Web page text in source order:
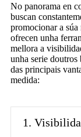
No panorama en
buscan
promocionar a súa
ofrecen unha
mellora a
unha serie
das principais
medida:
1.